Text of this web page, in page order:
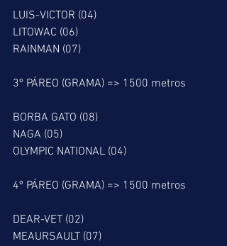
LUIS-VICTOR (04)
LITOWAC (06)
RAINMAN (07)
3º PÁREO (GRAMA) => 1500 metros
BORBA GATO (08)
NAGA (05)
OLYMPIC NATIONAL (04)
4º PÁREO (GRAMA) => 1500 metros
DEAR-VET (02)
MEAURSAULT (07)